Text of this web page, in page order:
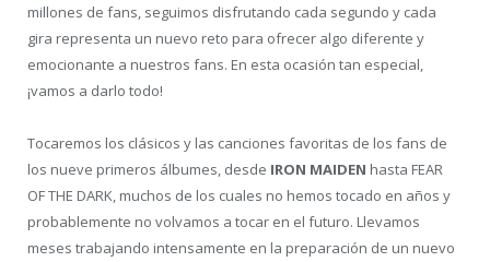
millones de fans, seguimos disfrutando cada segundo y cada
gira representa un nuevo reto para ofrecer algo diferente y
emocionante a nuestros fans. En esta ocasión tan especial,
¡vamos a darlo todo!
Tocaremos los clásicos y las canciones favoritas de los fans de
los nueve primeros álbumes, desde IRON MAIDEN hasta FEAR
OF THE DARK, muchos de los cuales no hemos tocado en años y
probablemente no volvamos a tocar en el futuro. Llevamos
meses trabajando intensamente en la preparación de un nuevo